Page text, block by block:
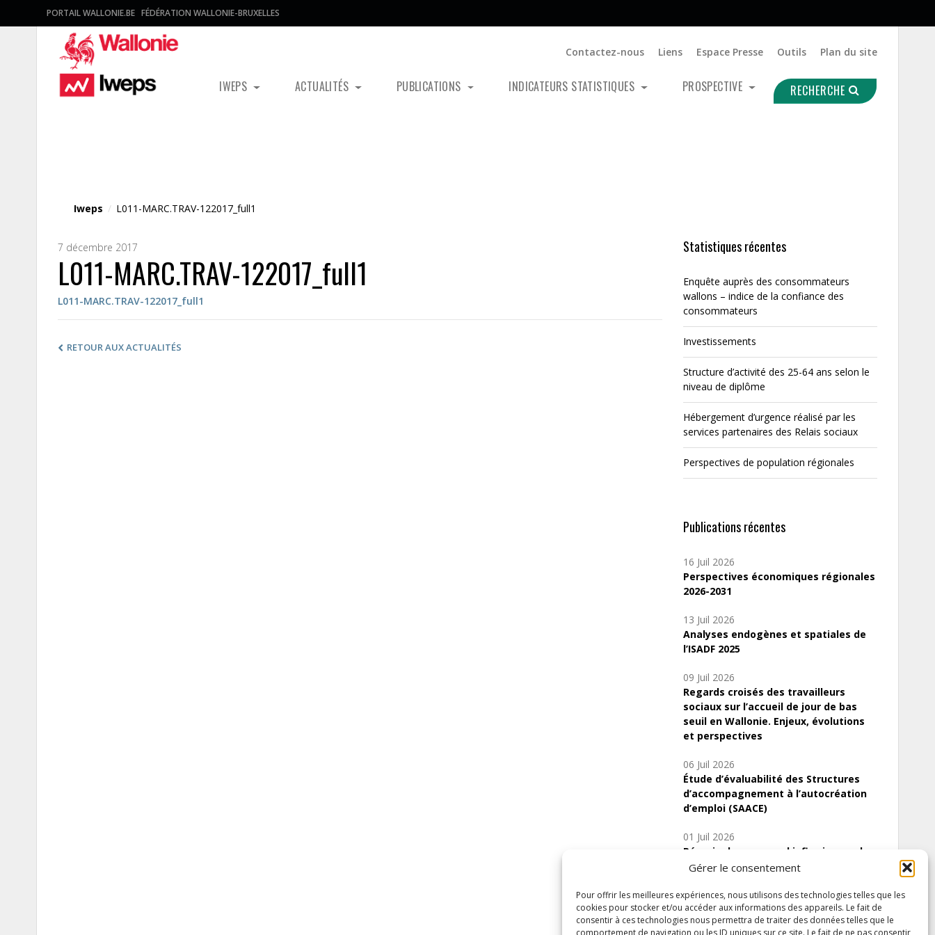
Gérer le consentement
Pour offrir les meilleures expériences, nous utilisons des technologies telles que les
cookies pour stocker et/ou accéder aux informations des appareils. Le fait de
consentir à ces technologies nous permettra de traiter des données telles que le
comportement de navigation ou les ID uniques sur ce site. Le fait de ne pas consentir
PORTAIL WALLONIE.BE FÉDÉRATION WALLONIE-BRUXELLES
Contactez-nous Liens Espace Presse Outils Plan du site
IWEPS ACTUALITÉS PUBLICATIONS INDICATEURS STATISTIQUES PROSPECTIVE RECHERCHE
Iweps / L011-MARC.TRAV-122017_full1
7 décembre 2017
L011-MARC.TRAV-122017_full1
L011-MARC.TRAV-122017_full1
RETOUR AUX ACTUALITÉS
Statistiques récentes
Enquête auprès des consommateurs
wallons – indice de la confiance des
consommateurs
Investissements
Structure d’activité des 25-64 ans selon le
niveau de diplôme
Hébergement d’urgence réalisé par les
services partenaires des Relais sociaux
Perspectives de population régionales
Publications récentes
16 Juil 2026
Perspectives économiques régionales
2026-2031
13 Juil 2026
Analyses endogènes et spatiales de
l’ISADF 2025
09 Juil 2026
Regards croisés des travailleurs
sociaux sur l’accueil de jour de bas
seuil en Wallonie. Enjeux, évolutions
et perspectives
06 Juil 2026
Étude d’évaluabilité des Structures
d’accompagnement à l’autocréation
d’emploi (SAACE)
01 Juil 2026
Pénurie du personnel infirmier :quels
indicateurs d’offre de soins pour